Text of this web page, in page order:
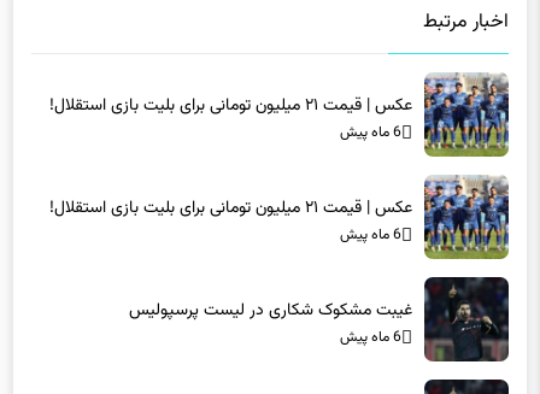
اخبار مرتبط
عکس | قیمت ۲۱ میلیون تومانی برای بلیت بازی استقلال!
6 ماه پیش
عکس | قیمت ۲۱ میلیون تومانی برای بلیت بازی استقلال!
6 ماه پیش
غیبت مشکوک شکاری در لیست پرسپولیس
6 ماه پیش